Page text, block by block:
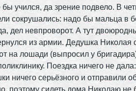
учился, да зрение подвело. В
сокрушались: надо бы мальца в
дел невпроворот. А тут
из армии. Дедушка Николая
на лошади (выпросил у
Поездка ничего не
ничего серьёзного и отправили
поэтому сидеть дома Николаю не